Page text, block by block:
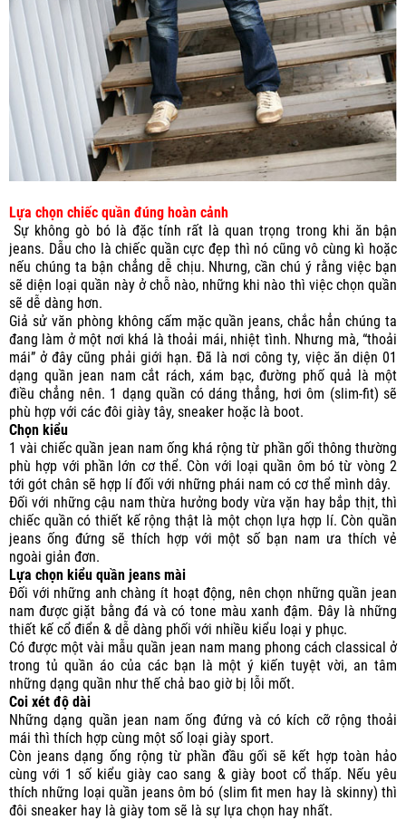
Lựa chọn chiếc quần đúng hoàn cảnh
Sự không gò bó là đặc tính rất là quan trọng trong khi ăn bận
jeans. Dẫu cho là chiếc quần cực đẹp thì nó cũng vô cùng kì hoặc
nếu chúng ta bận chẳng dễ chịu. Nhưng, cần chú ý rằng việc bạn
sẽ diện loại quần này ở chỗ nào, những khi nào thì việc chọn quần
sẽ dễ dàng hơn.
Giả sử văn phòng không cấm mặc quần jeans, chắc hẳn chúng ta
đang làm ở một nơi khá là thoải mái, nhiệt tình. Nhưng mà, “thoải
mái” ở đây cũng phải giới hạn. Đã là nơi công ty, việc ăn diện 01
dạng quần jean nam cắt rách, xám bạc, đường phố quả là một
điều chẳng nên. 1 dạng quần có dáng thẳng, hơi ôm (slim-fit) sẽ
phù hợp với các đôi giày tây, sneaker hoặc là boot.
Chọn kiểu
1 vài chiếc quần jean nam ống khá rộng từ phần gối thông thường
phù hợp với phần lớn cơ thể. Còn với loại quần ôm bó từ vòng 2
tới gót chân sẽ hợp lí đối với những phái nam có cơ thể mình dây.
Đối với những cậu nam thừa hưởng body vừa vặn hay bắp thịt, thì
chiếc quần có thiết kế rộng thật là một chọn lựa hợp lí. Còn quần
jeans ống đứng sẽ thích hợp với một số bạn nam ưa thích vẻ
ngoài giản đơn.
Lựa chọn kiểu quần jeans mài
Đối với những anh chàng ít hoạt động, nên chọn những quần jean
nam được giặt bằng đá và có tone màu xanh đậm. Đây là những
thiết kế cổ điển & dễ dàng phối với nhiều kiểu loại y phục.
Có được một vài mẫu quần jean nam mang phong cách classical ở
trong tủ quần áo của các bạn là một ý kiến tuyệt vời, an tâm
những dạng quần như thế chả bao giờ bị lỗi mốt.
Coi xét độ dài
Những dạng quần jean nam ống đứng và có kích cỡ rộng thoải
mái thì thích hợp cùng một số loại giày sport.
Còn jeans dạng ống rộng từ phần đầu gối sẽ kết hợp toàn hảo
cùng với 1 số kiểu giày cao sang & giày boot cổ thấp. Nếu yêu
thích những loại quần jeans ôm bó (slim fit men hay là skinny) thì
đôi sneaker hay là giày tom sẽ là sự lựa chọn hay nhất.